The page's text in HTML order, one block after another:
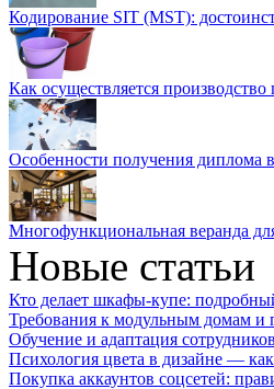
Кодирование SIT (MST):
Как осуществляется
Особенности получения диплома
Многофункциональная веранда
Новые статьи
Кто делает шкафы-купе:
Требования к модульным домам и
Обучение и адаптация
Психология цвета в дизайне — как
Покупка аккаунтов соцсетей: